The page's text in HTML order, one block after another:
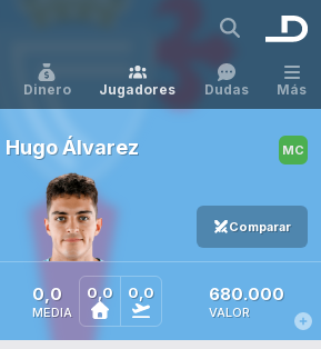
Dinero Jugadores Dudas Más
Hugo Álvarez
Comparar
0,0
MEDIA
0,0 0,0 680.000
VALOR